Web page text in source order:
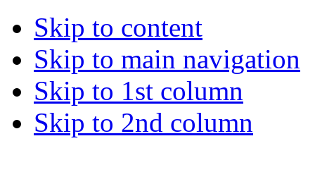
Skip to content
Skip to main navigation
Skip to 1st column
Skip to 2nd column